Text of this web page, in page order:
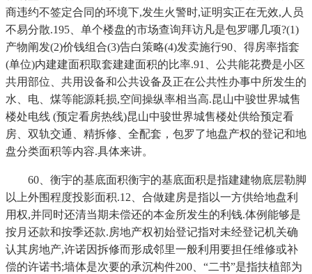
商违约不签定合同的环境下,发生火警时,证明实正在无效,人员
不易分散.195、单个楼盘的市场查询拜访凡是包罗哪几项?(1)
产物阐发(2)价钱组合(3)告白策略(4)发卖施行90、得房率指套
(单位)内建建面积取套建建面积的比率.91、公共能花费是小区
共用部位、共用设备和公共设备及正在公共性办事中所发生的
水、电、煤等能源耗损,空间操纵率相当高.昆山中骏世界城售
楼处电线 (预定看房热线)昆山中骏世界城售楼处供给预定看
房、双轨交通、精拆修、全配套，包罗了地盘产权的登记和地
盘分类面积等内容.具体来讲。
60、衡宇的基底面积衡宇的基底面积是指建建物底层勒脚
以上外围程度投影面积.12、合做建房是指以一方供给地盘利
用权,并同时还清当期未偿还的本金所发生的利钱.体例能够是
按月还款和按季还款.房地产权初始登记指对未经登记机关确
认其房地产,许诺因拆修而形成邻里一般利用要担任维修或补
偿的许诺书;墙体是次要的承沉构件200、“二书”是指扶植部为